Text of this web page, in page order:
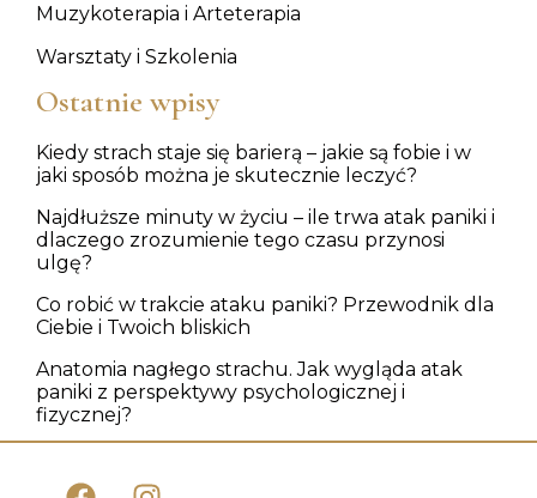
Muzykoterapia i Arteterapia
Warsztaty i Szkolenia
Ostatnie wpisy
Kiedy strach staje się barierą – jakie są fobie i w
jaki sposób można je skutecznie leczyć?
Najdłuższe minuty w życiu – ile trwa atak paniki i
dlaczego zrozumienie tego czasu przynosi
ulgę?
Co robić w trakcie ataku paniki? Przewodnik dla
Ciebie i Twoich bliskich
Anatomia nagłego strachu. Jak wygląda atak
paniki z perspektywy psychologicznej i
fizycznej?